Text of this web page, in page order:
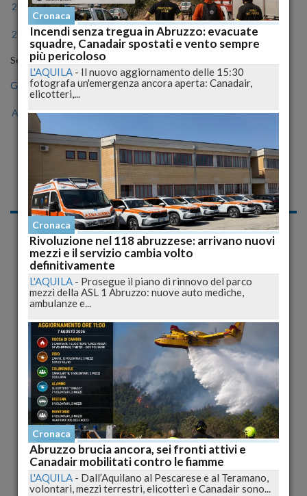
2018 2019 2020 2021 2022 2023
2024 2025 2026
Seleziona il mese
Gen Feb Mar Apr Mag Giu Lug
Ago Set Ott Nov Dic
Notizie di Lunedì, 07
Settembre 2009
« 1 2 »
Cronaca
Si va avanti a rilento.
Finalmente la settimana scorsa (26 Agosto) sono stati firmati
dal Commissario delegato gli...
pubblicato il 07/09/2009 09:38
Cronaca
Cronaca
Incendi senza tregua in Abruzzo: evacuate
squadre, Canadair spostati e vento sempre
più pericoloso
L'AQUILA - Il nuovo aggiornamento delle 15:30
fotografa un'emergenza ancora aperta: Canadair,
elicotteri,...
Cronaca
Rivoluzione nel 118 abruzzese: arrivano nuovi
mezzi e il servizio cambia volto
definitivamente
L'AQUILA - Prosegue il piano di rinnovo del parco
mezzi della ASL 1 Abruzzo: nuove auto mediche,
ambulanze e...
Cronaca
Abruzzo brucia ancora, sei fronti attivi e
Canadair mobilitati contro le fiamme
L'AQUILA - Dall’Aquilano al Pescarese e al Teramano,
volontari, mezzi terrestri, elicotteri e Canadair sono...